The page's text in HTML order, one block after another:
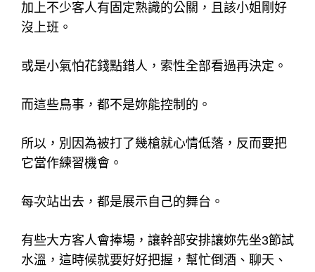
加上不少客人有固定熟識的公關，且該小姐剛好
沒上班。
或是小氣怕花錢點錯人，索性全部看過再決定。
而這些鳥事，都不是妳能控制的。
所以，別因為被打了幾槍就心情低落，反而要把
它當作練習機會。
每次站出去，都是展示自己的舞台。
有些大方客人會捧場，讓幹部安排讓妳先坐3節試
水溫，這時候就要好好把握，幫忙倒酒、聊天、